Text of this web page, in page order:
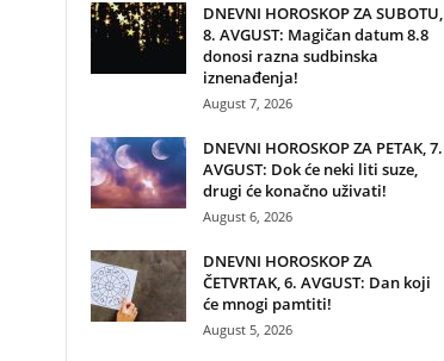
DNEVNI HOROSKOP ZA SUBOTU,
8. AVGUST: Magičan datum 8.8
donosi razna sudbinska
iznenađenja!
August 7, 2026
DNEVNI HOROSKOP ZA PETAK, 7.
AVGUST: Dok će neki liti suze,
drugi će konačno uživati!
August 6, 2026
DNEVNI HOROSKOP ZA
ČETVRTAK, 6. AVGUST: Dan koji
će mnogi pamtiti!
August 5, 2026